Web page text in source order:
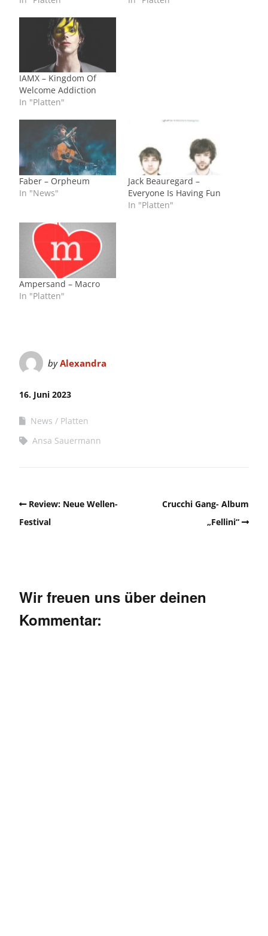
IAMX – Kingdom Of
Welcome Addiction
In "Platten"
Faber – Orpheum
In "News"
Jack Beauregard –
Everyone Is Having Fun
In "Platten"
Ampersand – Macro
In "Platten"
byAlexandra
16. Juni 2023
News
Platten
Ansa Sauermann
Review: Neue Wellen-
Festival
Crucchi Gang- Album
„Fellini“
Wir freuen uns über deinen
Kommentar: